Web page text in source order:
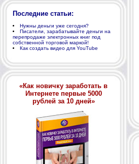
Последние статьи:
Нужны деньги уже сегодня?
Писатели, зарабатывайте деньги на
перепродаже электронных книг под
собственной торговой маркой!
Как создать видео для YouTube
«Как новичку заработать в
Интернете первые 5000
рублей за 10 дней»